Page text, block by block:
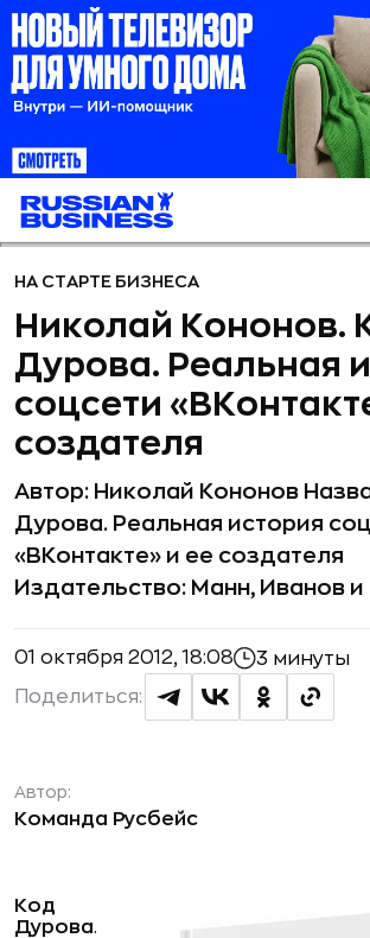
НА СТАРТЕ БИЗНЕСА
Николай Кононов.
Дурова. Реальная
соцсети
создателя
Автор: Николай Кононов
Дурова. Реальная история
«ВКонтакте» и ее создателя
Издательство: Манн, Иванов
01 октября 2012, 18:08 3 минуты
Поделиться:
Автор:
Команда Русбейс
Код
Дурова.